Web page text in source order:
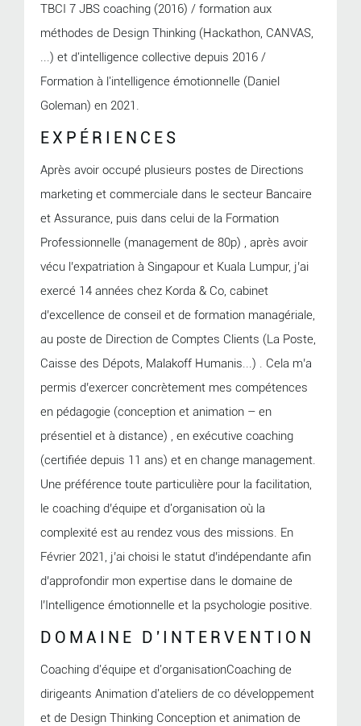
TBCI 7 JBS coaching (2016) / formation aux
méthodes de Design Thinking (Hackathon, CANVAS,
...) et d'intelligence collective depuis 2016 /
Formation à l'intelligence émotionnelle (Daniel
Goleman) en 2021.
EXPÉRIENCES
Après avoir occupé plusieurs postes de Directions
marketing et commerciale dans le secteur Bancaire
et Assurance, puis dans celui de la Formation
Professionnelle (management de 80p) , après avoir
vécu l’expatriation à Singapour et Kuala Lumpur, j’ai
exercé 14 années chez Korda & Co, cabinet
d’excellence de conseil et de formation managériale,
au poste de Direction de Comptes Clients (La Poste,
Caisse des Dépots, Malakoff Humanis...) . Cela m’a
permis d’exercer concrètement mes compétences
en pédagogie (conception et animation – en
présentiel et à distance) , en exécutive coaching
(certifiée depuis 11 ans) et en change management.
Une préférence toute particulière pour la facilitation,
le coaching d’équipe et d'organisation où la
complexité est au rendez vous des missions. En
Février 2021, j’ai choisi le statut d’indépendante afin
d’approfondir mon expertise dans le domaine de
l’Intelligence émotionnelle et la psychologie positive.
DOMAINE D'INTERVENTION
Coaching d'équipe et d'organisationCoaching de
dirigeants Animation d'ateliers de co développement
et de Design Thinking Conception et animation de